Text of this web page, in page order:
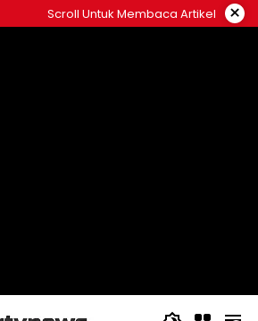
Scroll Untuk Membaca Artikel ×